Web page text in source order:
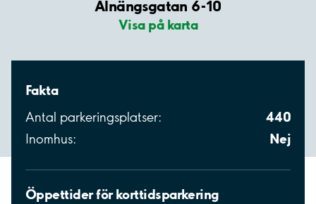
Alnängsgatan 6-10
Visa på karta
Fakta
Antal parkeringsplatser: 440
Inomhus: Nej
Öppettider för korttidsparkering